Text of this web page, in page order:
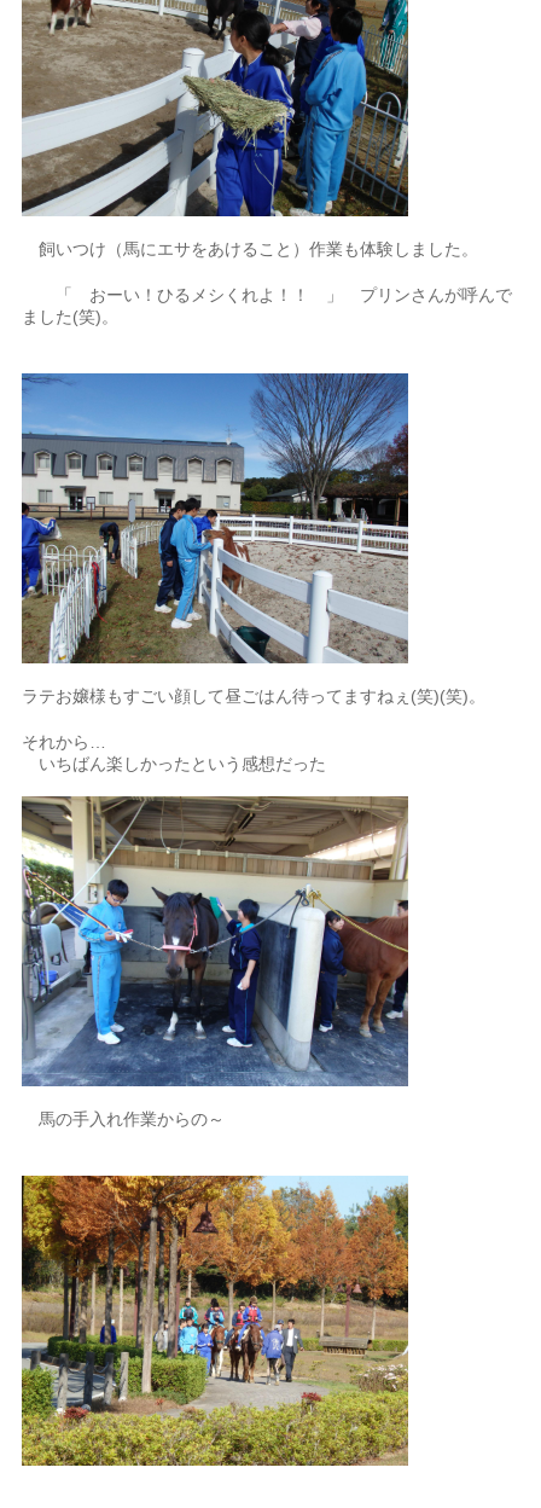
飼いつけ（馬にエサをあけること）作業も体験しました。
「 おーい！ひるメシくれよ！！ 」 プリンさんが呼んで
ました(笑)。
ラテお嬢様もすごい顔して昼ごはん待ってますねぇ(笑)(笑)。
それから…
いちばん楽しかったという感想だった
馬の手入れ作業からの～